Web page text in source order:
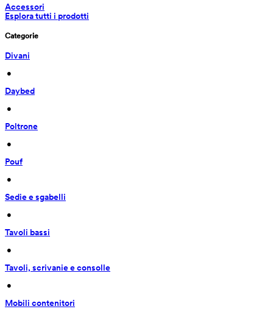
Accessori
Esplora tutti i prodotti
Categorie
Divani
•
Daybed
•
Poltrone
•
Pouf
•
Sedie e sgabelli
•
Tavoli bassi
•
Tavoli, scrivanie e consolle
•
Mobili contenitori